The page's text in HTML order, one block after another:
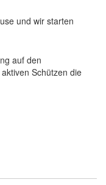
und wir starten
auf den
Schützen die